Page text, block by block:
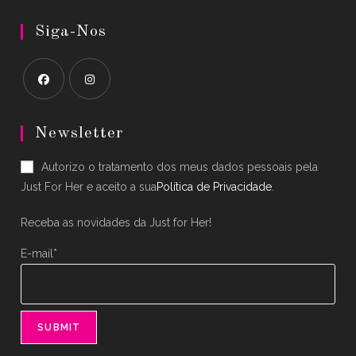
Siga-Nos
in
new
tab
in
new
tab
Newsletter
Autorizo o tratamento dos meus dados pessoais pela
Just For Her e aceito a suaPolítica de Privacidade
Receba as novidades da Just for Her!
E-mail*